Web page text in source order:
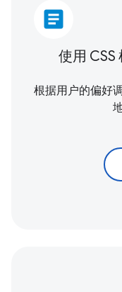
article
使用 CSS
根据用户的偏好